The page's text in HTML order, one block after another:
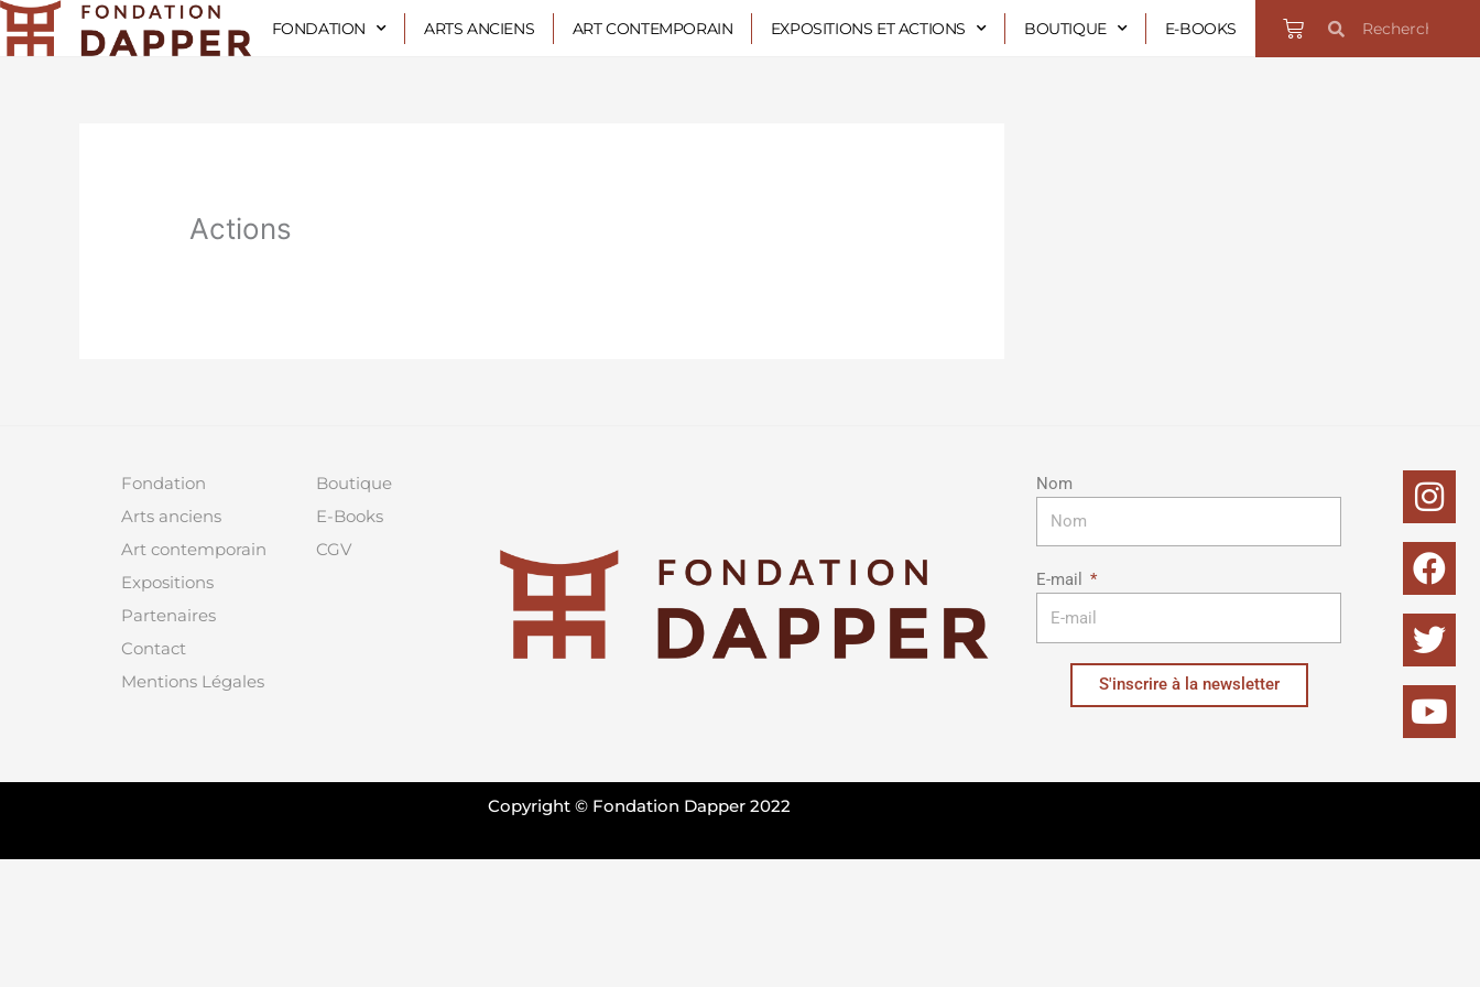
Aller
au
FONDATION ARTS ANCIENS ART CONTEMPORAIN EXPOSITIONS ET ACTIONS BOUTIQUE E-BOOKS Panier
Actions
Fondation
Arts anciens
Art contemporain
Expositions
Partenaires
Contact
Mentions Légales
Boutique
E-Books
CGV
Nom
E-mail
S'inscrire à la newsletter
Copyright © Fondation Dapper 2022